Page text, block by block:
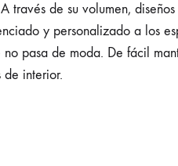
través de su volumen,
y personalizado a los
no pasa de moda. De fácil
de interior.